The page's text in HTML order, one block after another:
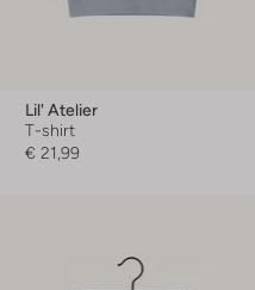
Lil' Atelier
T-shirt
€ 21,99